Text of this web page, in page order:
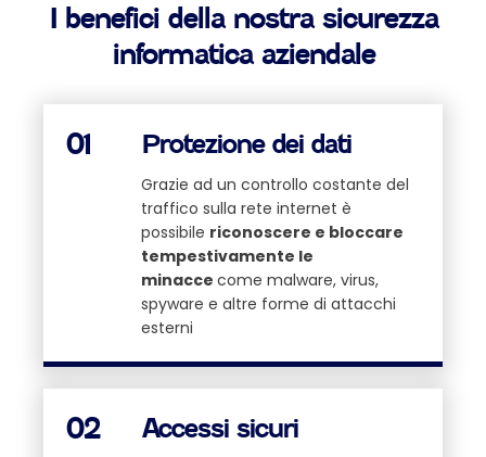
I benefici della nostra sicurezza
informatica aziendale
01 Protezione dei dati
Grazie ad un controllo costante del
traffico sulla rete internet è
possibile riconoscere e bloccare
tempestivamente le
minacce come malware, virus,
spyware e altre forme di attacchi
esterni
02 Accessi sicuri